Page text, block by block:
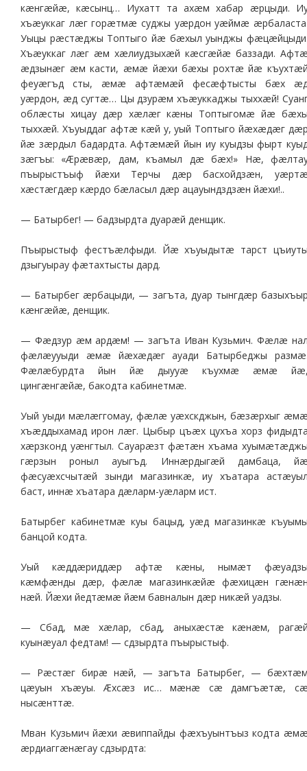
кæнгæйæ, кæсынц… Иухатт та ахæм хабар æрцыди.
хъæуккаг лæг горæтмæ суджы уæрдон уæймæ
Уыцы рæстæджы Топтыго йæ бæхыл уынджы
Хъæуккаг лæг æм хæлиудзыхæй кæсгæйæ баззади.
æдзынæг æм касти, æмæ йæхи бæхы рохтæ йæ
феуæгъд сты, æмæ афтæмæй фесæфтысты бæх
уæрдон, æд сугтæ… Цы дзурæм хъæуккаджы тыххæй!
облæсты хицау дæр хæлæг кæны Топтыгомæ йæ
тыххæй. Хъуыддаг афтæ кæй у, уый Топтыго йæхæдæг
йæ зæрдыл бадардта. Афтæмæй йын иу куыдзы фырт
зæгъы: «Æрæвæр, дам, къамыл дæ бæх!» Нæ,
пъырыстъыф йæхи Терчы дæр басхойдзæн,
хæстæгдæр кæрдо бæласыл дæр ацауындздзæн йæхи!..
— Батырбег! — бадзырдта дуарæй денщик.
Пъырыстыф фестъæлфыди. Йæ хъуыдытæ тарст
дзыгуырау фæтахтысты дард.
— Батырбег æрбацыди, — загъта, дуар тынгдæр
кæнгæйæ, денщик.
— Фæдзур æм ардæм! — загъта Иван Кузьмич. Фæлæ
фæлæууыди æмæ йæхæдæг ауади Батырбеджы
Фæлæбурдта йын йæ дыууæ къухмæ æмæ
цингæнгæйæ, бакодта кабинетмæ.
Уый уыди мæлæггомау, фæлæ уæхскджын, бæзæрхыг
хъæддыхамад ирон лæг. Цыбыр цъæх цухъа хорз
хæрзконд уæнгтыл. Сауарæзт фæтæн хъама
гæрзын роныл ауыгъд. Иннæрдыгæй дамбаца,
фæсуæхсчытæй зынди магазинкæ, иу хъатара
баст, иннæ хъатара дæларм-уæларм ист.
Батырбег кабинетмæ куы бацыд, уæд магазинкæ
банцой кодта.
Уый кæддæриддæр афтæ кæны, нымæт
кæмфæнды дæр, фæлæ магазинкæйæ фæхицæн
нæй. Йæхи йедтæмæ йæм бавналын дæр никæй уадзы.
— Сбад, мæ хæлар, сбад, аныхæстæ кæнæм,
куынæуал федтам! — сдзырдта пъырыстыф.
— Рæстæг бирæ нæй, — загъта Батырбег, —
цæуын хъæуы. Æхсæз ис… мæнæ сæ дамгъæтæ,
нысæнттæ.
Мван Кузьмич йæхи æвиппайды фæхъуынтъыз кодта
æрдиаггæнæгау сдзырдта: